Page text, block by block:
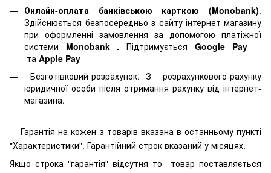
Онлайн-оплата банківською карткою (Monobank).
Здійснюється безпосередньо з сайту інтернет-магазину
при оформленні замовлення за допомогою платіжної
системи Monobank .Підтримується Google Pay
та Apple Pay
Безготівковий розрахунок. З розрахункового рахунку
юридичної особи після отримання рахунку від інтернет-
магазина.
Гарантія на кожен з товарів вказана в останньому пункті
"Характеристики". Гарантійний строк вказаний у місяцях.
Якщо строка "гарантія" відсутня то товар поставляється